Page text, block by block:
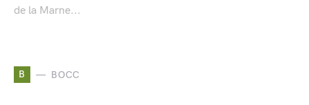
de la Marne...
B BOCC